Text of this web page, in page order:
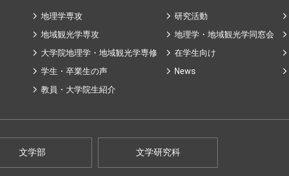
地理学専攻
地域観光学専攻
大学院地理学・地域観光学専修
学生・卒業生の声
教員・大学院生紹介
研究活動
地理学・地域観光学同窓会
在学生向け
News
文学部 文学研究科